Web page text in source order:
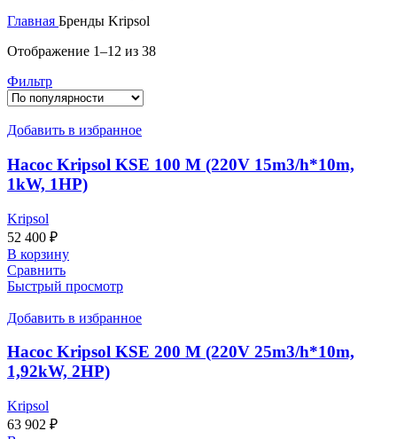
Главная Бренды Kripsol
Отображение 1–12 из 38Сортировка:
Фильтр
Добавить в избранное
Насос Kripsol KSE 100 M (220V 15m3/h*10m,
1kW, 1HP)
Kripsol
52 400 ₽
В корзину
Сравнить
Быстрый просмотр
Добавить в избранное
Насос Kripsol KSE 200 M (220V 25m3/h*10m,
1,92kW, 2HP)
Kripsol
63 902 ₽